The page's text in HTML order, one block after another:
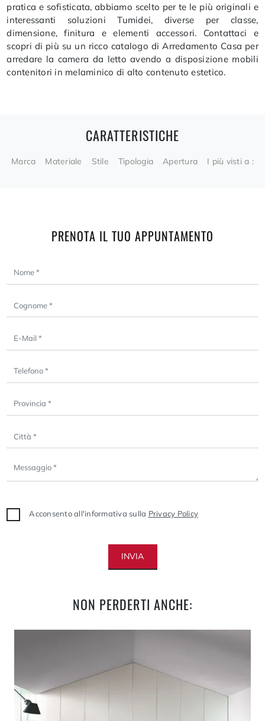
pratica e sofisticata, abbiamo scelto per te le più originali e
interessanti soluzioni Tumidei, diverse per classe,
dimensione, finitura e elementi accessori. Contattaci e
scopri di più su un ricco catalogo di Arredamento Casa per
arredare la camera da letto avendo a disposizione mobili
contenitori in melaminico di alto contenuto estetico.
CARATTERISTICHE
Marca Materiale Stile Tipologia Apertura I più visti a :
PRENOTA IL TUO APPUNTAMENTO
Acconsento all'informativa sulla Privacy Policy
INVIA
NON PERDERTI ANCHE: